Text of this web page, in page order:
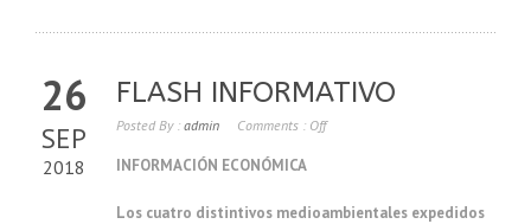
26
SEP
2018
FLASH INFORMATIVO
Posted By : admin Comments : Off
INFORMACIÓN ECONÓMICA
Los cuatro distintivos medioambientales expedidos